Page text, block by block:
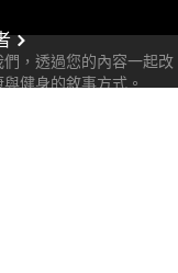
們，透過您的內容一起改
健身的敘事方式。